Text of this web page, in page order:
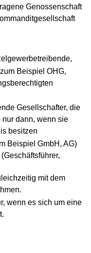
Genossenschaft
Beispiel OHG,
Gesellschafter, die
nur dann, wenn sie
besitzen
Beispiel GmbH, AG)
mit dem
wenn es sich um eine